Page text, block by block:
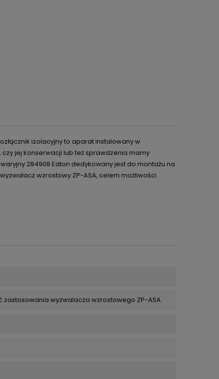
izolacyjny to aparat instalowany w
jej konserwacji lub też sprawdzenia mamy
284908 Eaton dedykowany jest do montażu na
wzrostowy ZP-ASA, celem możliwości
zastosowania wyzwalacza wzrostowego ZP-ASA